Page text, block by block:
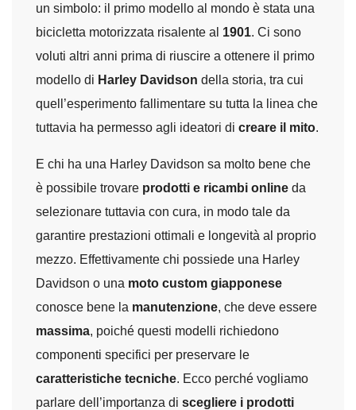
un simbolo: il primo modello al mondo è stata una
bicicletta motorizzata risalente al 1901. Ci sono
voluti altri anni prima di riuscire a ottenere il primo
modello di Harley Davidson della storia, tra cui
quell’esperimento fallimentare su tutta la linea che
tuttavia ha permesso agli ideatori di creare il mito.
E chi ha una Harley Davidson sa molto bene che
è possibile trovare prodotti e ricambi online da
selezionare tuttavia con cura, in modo tale da
garantire prestazioni ottimali e longevità al proprio
mezzo. Effettivamente chi possiede una Harley
Davidson o una moto custom giapponese
conosce bene la manutenzione, che deve essere
massima, poiché questi modelli richiedono
componenti specifici per preservare le
caratteristiche tecniche. Ecco perché vogliamo
parlare dell’importanza di scegliere i prodotti